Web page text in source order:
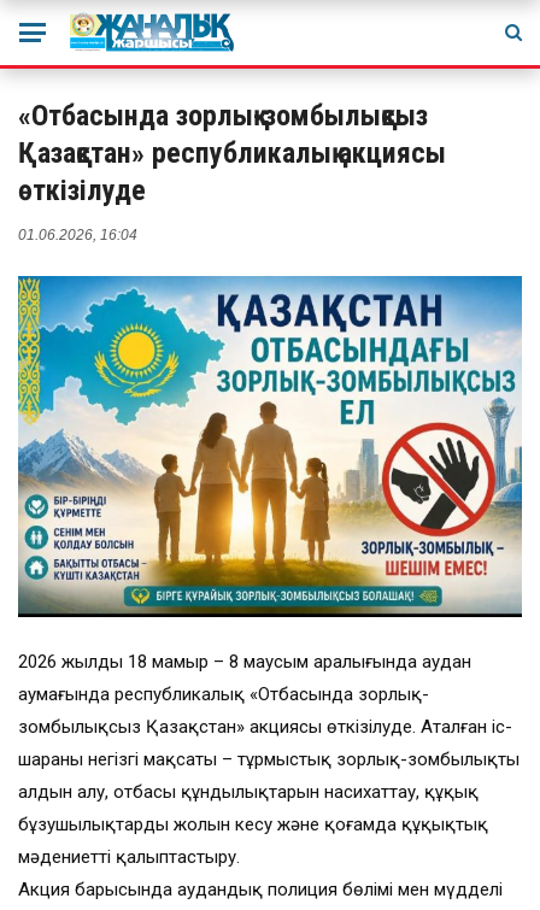
«Отбасында зорлық-зомбылықсыз
Қазақстан» республикалық акциясы
өткізілуде
01.06.2026, 16:04
2026 жылдың 18 мамыр – 8 маусым аралығында аудан
аумағында республикалық «Отбасында зорлық-
зомбылықсыз Қазақстан» акциясы өткізілуде. Аталған іс-
шараның негізгі мақсаты – тұрмыстық зорлық-зомбылықтың
алдын алу, отбасы құндылықтарын насихаттау, құқық
бұзушылықтардың жолын кесу және қоғамда құқықтық
мәдениетті қалыптастыру.
Акция барысында аудандық полиция бөлімі мен мүдделі